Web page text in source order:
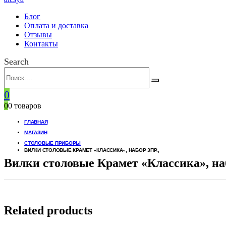
Блог
Оплата и доставка
Отзывы
Контакты
Search
0
00 товаров
ГЛАВНАЯ
МАГАЗИН
СТОЛОВЫЕ ПРИБОРЫ
ВИЛКИ СТОЛОВЫЕ КРАМЕТ «КЛАССИКА», НАБОР 3ПР.,
Вилки столовые Крамет «Классика»,
Related products